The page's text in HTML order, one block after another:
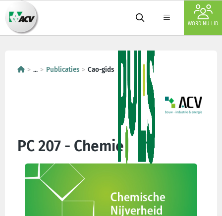
WORD NU LID
... Publicaties Cao-gids
PC 207 - Chemie